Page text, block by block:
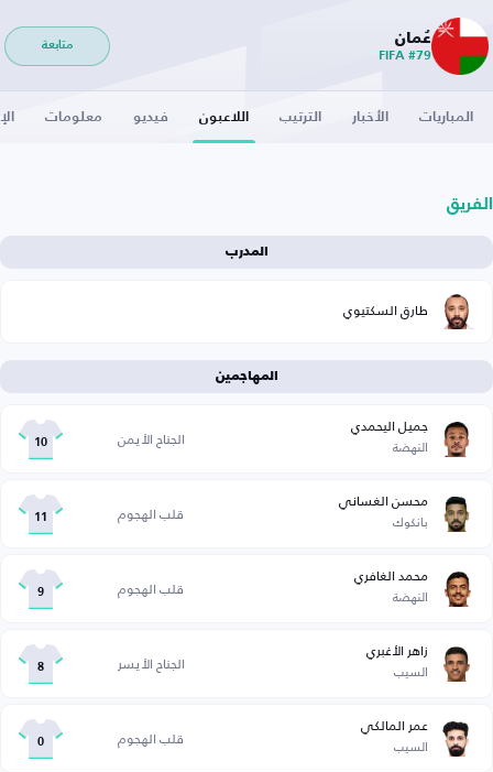
عُمان
FIFA #79
متابعة
المباريات الأخبار الترتيب اللاعبون فيديو معلومات
الفريق
المدرب
طارق السكتيوي
المهاجمين
جميل اليحمدي
النهضة الجناح الأيمن 10
محسن الغساني
بانكوك قلب الهجوم 11
محمد الغافري
النهضة قلب الهجوم 9
زاهر الأغبري
السيب الجناح الأيسر 8
عمر المالكي
السيب قلب الهجوم 0